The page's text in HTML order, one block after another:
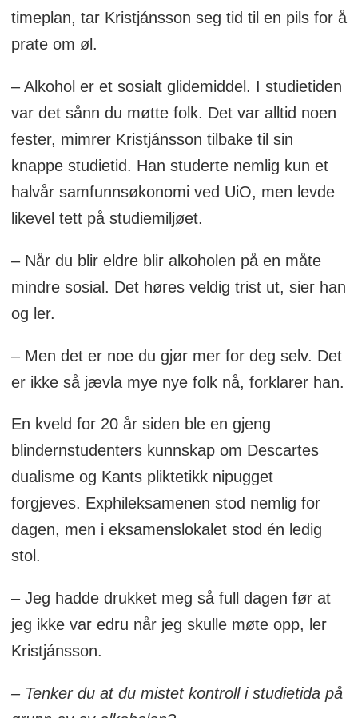
timeplan, tar Kristjánsson seg tid til en pils for å
prate om øl.
– Alkohol er et sosialt glidemiddel. I studietiden
var det sånn du møtte folk. Det var alltid noen
fester, mimrer Kristjánsson tilbake til sin
knappe studietid. Han studerte nemlig kun et
halvår samfunnsøkonomi ved UiO, men levde
likevel tett på studiemiljøet.
– Når du blir eldre blir alkoholen på en måte
mindre sosial. Det høres veldig trist ut, sier han
og ler.
– Men det er noe du gjør mer for deg selv. Det
er ikke så jævla mye nye folk nå, forklarer han.
En kveld for 20 år siden ble en gjeng
blindernstudenters kunnskap om Descartes
dualisme og Kants pliktetikk nipugget
forgjeves. Exphileksamenen stod nemlig for
dagen, men i eksamenslokalet stod én ledig
stol.
– Jeg hadde drukket meg så full dagen før at
jeg ikke var edru når jeg skulle møte opp, ler
Kristjánsson.
– Tenker du at du mistet kontroll i studietida på